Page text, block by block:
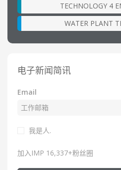
TECHNOLOGY 4
WATER PLANT
电子新闻简讯
Email
我是人.
加入IMP 16,337+粉丝圈